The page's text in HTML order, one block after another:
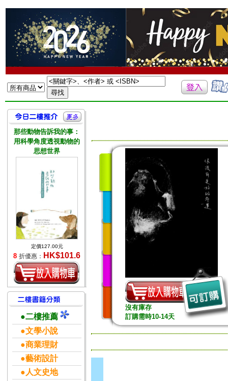
那些動物告訴我的事：
用科學角度透視動物的
思想世界
定價127.00元
8 折優惠： HK$101.6
●二樓推薦
●文學小說
●商業理財
●藝術設計
●人文史地
沒有庫存
訂購需時10-14天